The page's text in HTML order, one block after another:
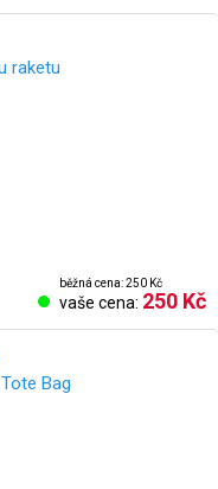
běžná cena: 250 Kč
vaše cena: 250 Kč